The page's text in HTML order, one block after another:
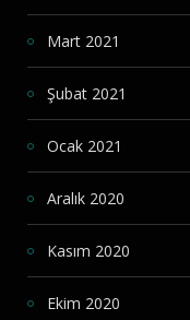
Mart 2021
Şubat 2021
Ocak 2021
Aralık 2020
Kasım 2020
Ekim 2020